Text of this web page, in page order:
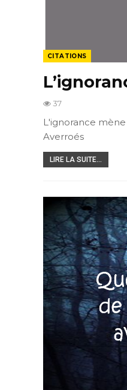
CITATIONS
37
L'ignorance
Averroés
LIRE LA SUITE...